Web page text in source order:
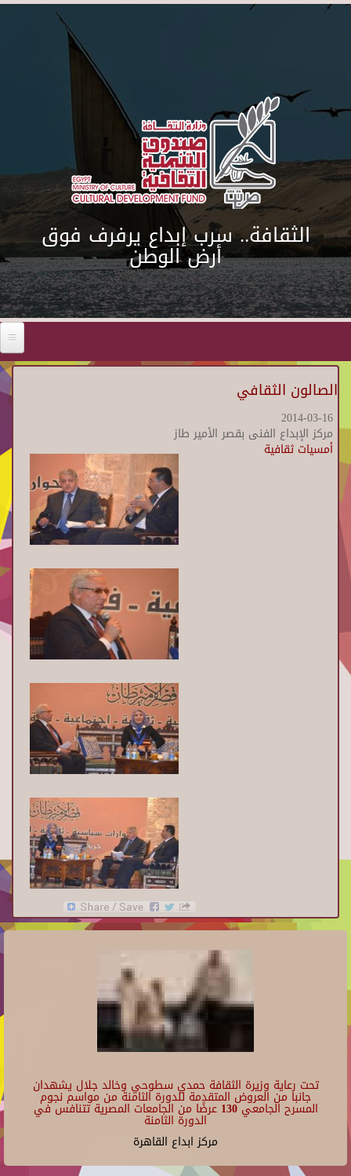
Skip to main content
الثقافة.. سرب إبداع يرفرف فوق
أرض الوطن
الصالون الثقافي
2014-03-16
مركز الإبداع الفنى بقصر الأمير طاز
أمسيات ثقافية
تحت رعاية وزيرة الثقافة حمدي سطوحي وخالد جلال يشهدان
جانبا من العروض المتقدمة للدورة الثامنة من مواسم نجوم
المسرح الجامعي 130 عرضًا من الجامعات المصرية تتنافس في
الدورة الثامنة
مركز ابداع القاهرة